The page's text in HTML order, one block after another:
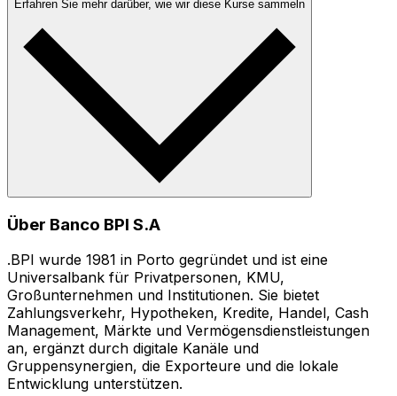
Erfahren Sie mehr darüber, wie wir diese Kurse sammeln
Über Banco BPI S.A
.BPI wurde 1981 in Porto gegründet und ist eine
Universalbank für Privatpersonen, KMU,
Großunternehmen und Institutionen. Sie bietet
Zahlungsverkehr, Hypotheken, Kredite, Handel, Cash
Management, Märkte und Vermögensdienstleistungen
an, ergänzt durch digitale Kanäle und
Gruppensynergien, die Exporteure und die lokale
Entwicklung unterstützen.